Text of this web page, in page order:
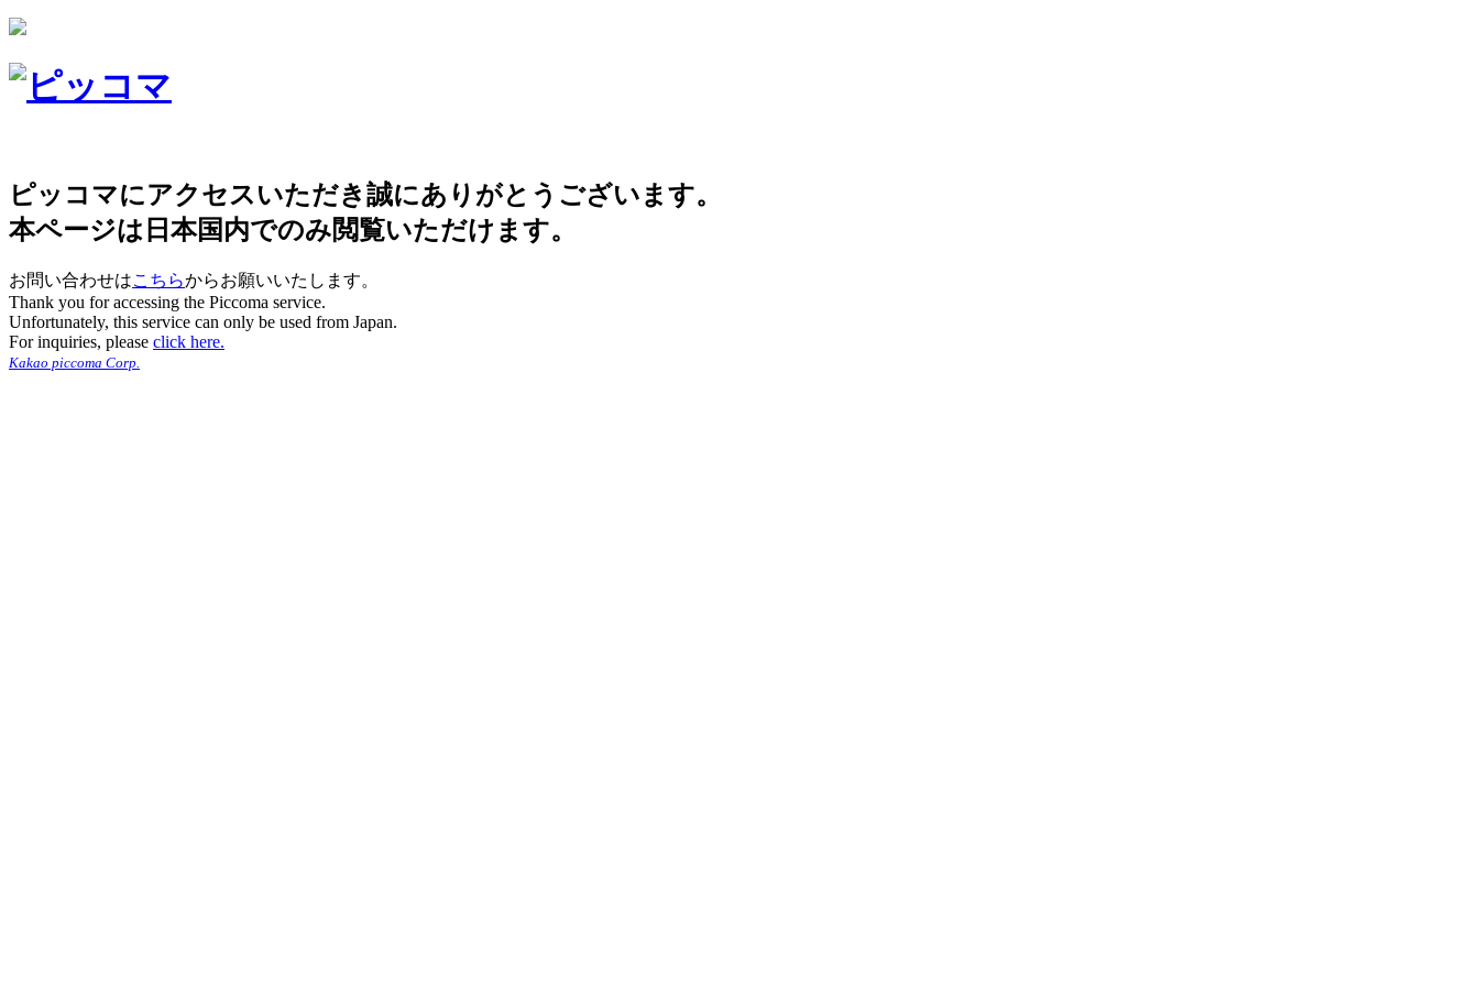
ピッコマにアクセスいただき誠にありがとうございます。
本ページは日本国内でのみ閲覧いただけます。
お問い合わせはこちらからお願いいたします。
Thank you for accessing the Piccoma service.
Unfortunately, this service can only be used from Japan.
For inquiries, please click here.
Kakao piccoma Corp.